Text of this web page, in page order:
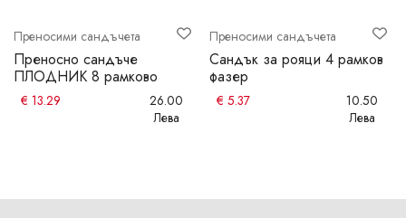
Преносими сандъчета
Преносно сандъче
ПЛОДНИК 8 рамково
€ 13.29
26.00
Лева
Преносими сандъчета
Сандък за рояци 4 рамков
фазер
€ 5.37
10.50
Лева